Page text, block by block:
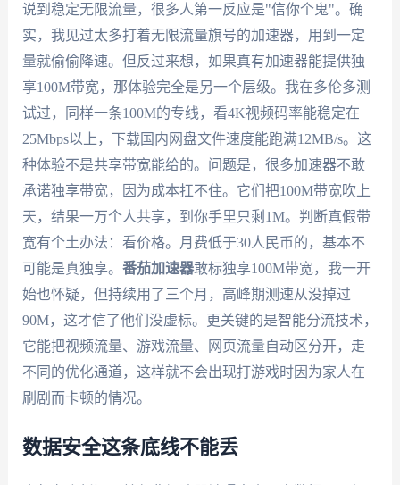
说到稳定无限流量，很多人第一反应是"信你个鬼"。确
实，我见过太多打着无限流量旗号的加速器，用到一定
量就偷偷降速。但反过来想，如果真有加速器能提供独
享100M带宽，那体验完全是另一个层级。我在多伦多测
试过，同样一条100M的专线，看4K视频码率能稳定在
25Mbps以上，下载国内网盘文件速度能跑满12MB/s。这
种体验不是共享带宽能给的。问题是，很多加速器不敢
承诺独享带宽，因为成本扛不住。它们把100M带宽吹上
天，结果一万个人共享，到你手里只剩1M。判断真假带
宽有个土办法：看价格。月费低于30人民币的，基本不
可能是真独享。 番茄加速器敢标独享100M带宽，我一开
始也怀疑，但持续用了三个月，高峰期测速从没掉过
90M，这才信了他们没虚标。更关键的是智能分流技术，
它能把视频流量、游戏流量、网页流量自动区分开，走
不同的优化通道，这样就不会出现打游戏时因为家人在
刷剧而卡顿的情况。
数据安全这条底线不能丢